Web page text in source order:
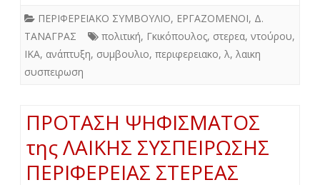
ΠΕΡΙΦΕΡΕΙΑΚΟ ΣΥΜΒΟΥΛΙΟ, ΕΡΓΑΖΟΜΕΝΟΙ, Δ.
ΤΑΝΑΓΡΑΣ
πολιτική, Γκικόπουλος, στερεα, ντούρου,
ΙΚΑ, ανάπτυξη, συμβουλιο, περιφερειακο, λ, λαικη
συσπειρωση
ΠΡΟΤΑΣΗ ΨΗΦΙΣΜΑΤΟΣ
της ΛΑΙΚΗΣ ΣΥΣΠΕΙΡΩΣΗΣ
ΠΕΡΙΦΕΡΕΙΑΣ ΣΤΕΡΕΑΣ